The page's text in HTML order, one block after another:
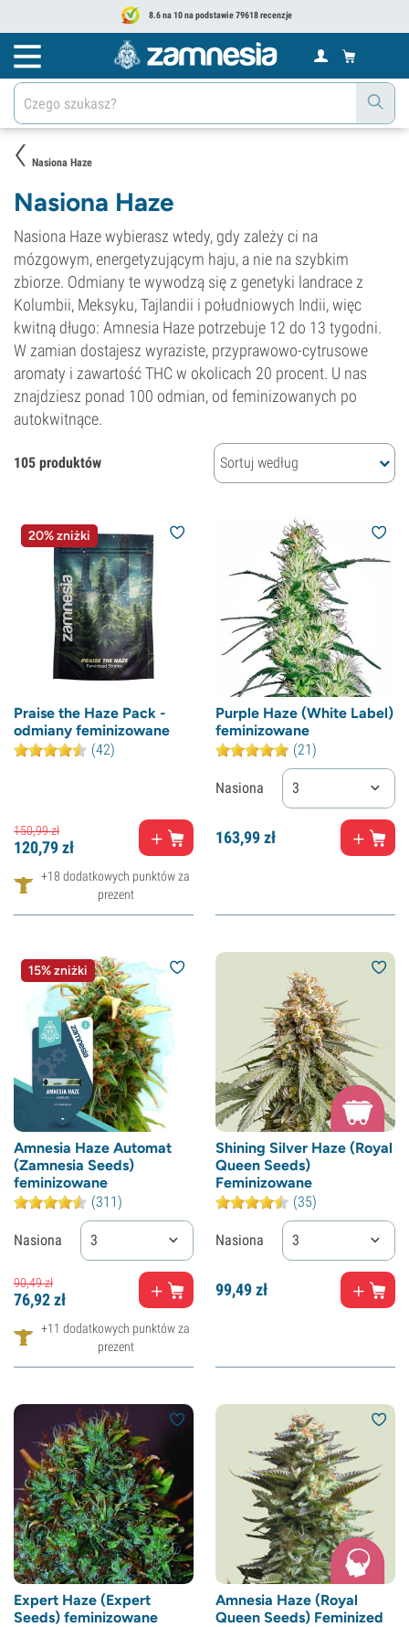
8.6 na 10 na podstawie 79618 recenzje
Nasiona Haze
Nasiona Haze
Nasiona Haze wybierasz wtedy, gdy zależy ci na
mózgowym, energetyzującym haju, a nie na szybkim
zbiorze. Odmiany te wywodzą się z genetyki landrace z
Kolumbii, Meksyku, Tajlandii i południowych Indii, więc
kwitną długo: Amnesia Haze potrzebuje 12 do 13 tygodni.
W zamian dostajesz wyraziste, przyprawowo-cytrusowe
aromaty i zawartość THC w okolicach 20 procent. U nas
znajdziesz ponad 100 odmian, od feminizowanych po
autokwitnące.
105 produktów Sortuj według
20% zniżki
Praise the Haze Pack -
odmiany feminizowane
(42)
150,99zł
120,79zł
+18 dodatkowych punktów za
prezent
Purple Haze (White Label)
feminizowane
(21)
Nasiona 3
163,99zł
15% zniżki
Amnesia Haze Automat
(Zamnesia Seeds)
feminizowane
(311)
Nasiona 3
90,49zł
76,92zł
+11 dodatkowych punktów za
prezent
Shining Silver Haze (Royal
Queen Seeds)
Feminizowane
(35)
Nasiona 3
99,49zł
Expert Haze (Expert
Seeds) feminizowane
Amnesia Haze (Royal
Queen Seeds) Feminized